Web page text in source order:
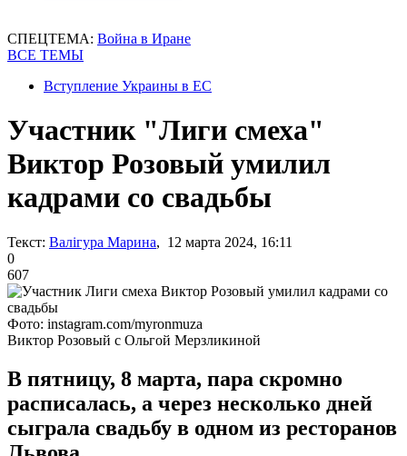
СПЕЦТЕМА: Война в Иране
ВСЕ ТЕМЫ
Вступление Украины в ЕС
Участник "Лиги смеха"
Виктор Розовый умилил
кадрами со свадьбы
Текст: Валігура Марина, 12 марта 2024, 16:11
0
607
Фото: instagram.com/myronmuza
Виктор Розовый с Ольгой Мерзликиной
В пятницу, 8 марта, пара скромно
расписалась, а через несколько дней
сыграла свадьбу в одном из ресторанов